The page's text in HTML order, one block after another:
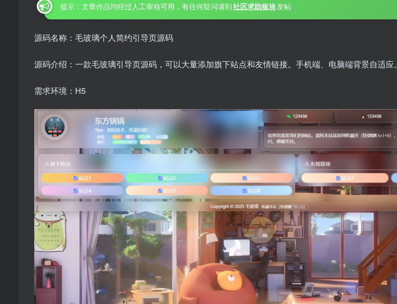
提示：文章作品均经过人工审核可用，有任何疑问请到社区求助板块发帖
源码名称：毛玻璃个人简约引导页源码
源码介绍：一款毛玻璃引导页源码，可以大量添加旗下站点和友情链接。手机端、电脑端背景自适应。
需求环境：H5